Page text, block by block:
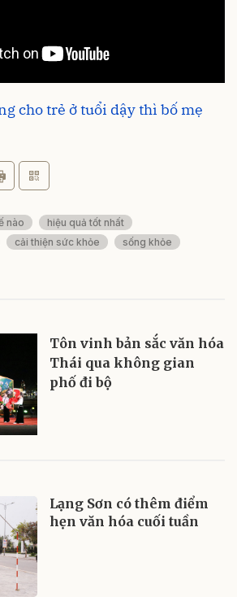
cho trẻ ở tuổi dậy thì bố mẹ
nào
hiệu quả tốt nhất
cải thiện sức khỏe
sống khỏe
Tôn vinh bản sắc văn hóa
Thái qua không gian
phố đi bộ
Lạng Sơn có thêm điểm
hẹn văn hóa cuối tuần